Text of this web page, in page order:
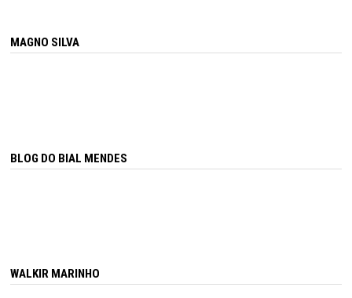
MAGNO SILVA
BLOG DO BIAL MENDES
WALKIR MARINHO